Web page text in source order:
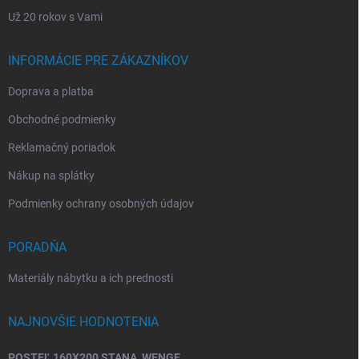
Už 20 rokov s Vami
INFORMÁCIE PRE ZÁKAZNÍKOV
Doprava a platba
Obchodné podmienky
Reklamačný poriadok
Nákup na splátky
Podmienky ochrany osobných údajov
PORADŇA
Materiály nábytku a ich prednosti
NAJNOVŠIE HODNOTENIA